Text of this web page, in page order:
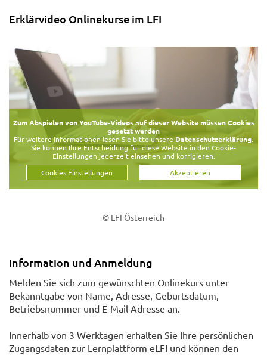
Erklärvideo Onlinekurse im LFI
Zum Abspielen von YouTube-Videos auf dieser Website müssen Cookies
gesetzt werden
Für weitere Informationen lesen Sie bitte unsereDatenschutzerklärung.
Sie können Ihre Entscheidung für diese Website in den Cookie-
Einstellungen jederzeit einsehen und korrigieren.
Akzeptieren
Cookies Einstellungen
© LFI Österreich
Information und Anmeldung
Melden Sie sich zum gewünschten Onlinekurs unter
Bekanntgabe von Name, Adresse, Geburtsdatum,
Betriebsnummer und E-Mail Adresse an.
Innerhalb von 3 Werktagen erhalten Sie Ihre persönlichen
Zugangsdaten zur Lernplattform eLFI und können den